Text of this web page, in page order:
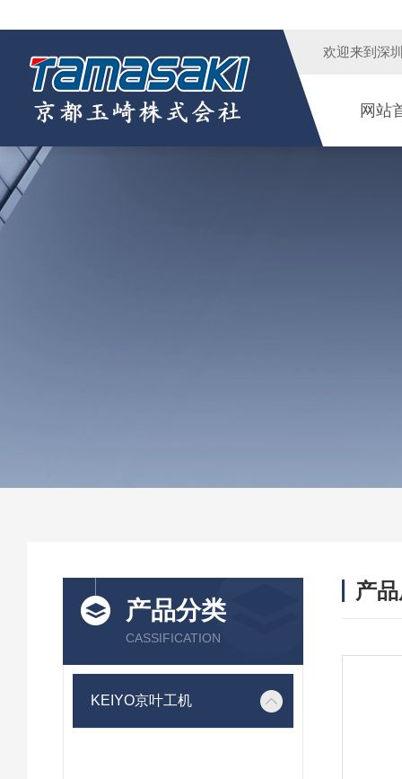
欢迎来到 深
网站
产品分类
CASSIFICATION
KEIYO京叶工机
产